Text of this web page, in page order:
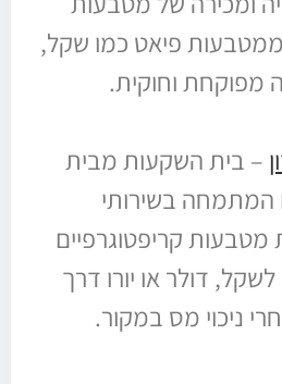
ממטבעות פיאט כמו שקל,
מפוקחת וחוקית.
– בית השקעות מבית
בשירותי
מטבעות קריפטוגרפיים
דולר או יורו דרך
ניכוי מס במקור.